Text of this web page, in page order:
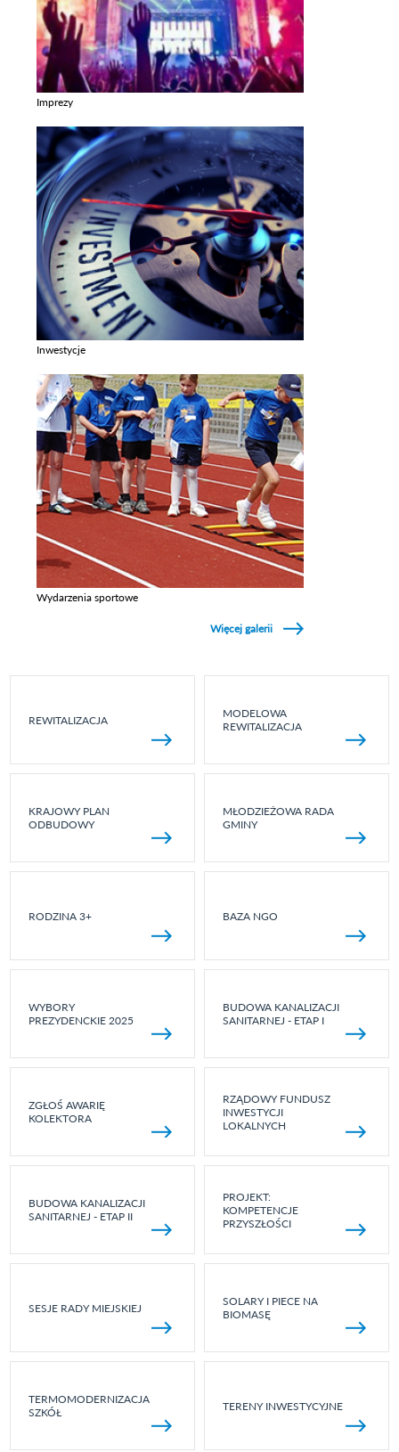
Imprezy
Inwestycje
Wydarzenia sportowe
Więcej galerii
REWITALIZACJA
MODELOWA
REWITALIZACJA
KRAJOWY PLAN
ODBUDOWY
MŁODZIEŻOWA RADA
GMINY
RODZINA 3+ BAZA NGO
WYBORY
PREZYDENCKIE 2025
BUDOWA KANALIZACJI
SANITARNEJ - ETAP I
ZGŁOŚ AWARIĘ
KOLEKTORA
RZĄDOWY FUNDUSZ
INWESTYCJI
LOKALNYCH
BUDOWA KANALIZACJI
SANITARNEJ - ETAP II
PROJEKT:
KOMPETENCJE
PRZYSZŁOŚCI
SESJE RADY MIEJSKIEJ
SOLARY I PIECE NA
BIOMASĘ
TERMOMODERNIZACJA
SZKÓŁ
TERENY INWESTYCYJNE